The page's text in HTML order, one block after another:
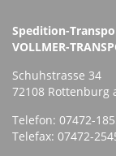
Spedition-
VOLLMER-
Schuhstrasse 34
72108 Rottenburg
Telefon: 07472-
Telefax: 07472-